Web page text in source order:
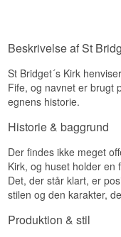
Beskrivelse af St
St Bridget´s Kirk
Fife, og navnet er brugt
egnens historie.
Historie & baggrund
Der findes ikke meget
Kirk, og huset holder en
Det, der står klart, er
stilen og den karakter,
Produktion & stil